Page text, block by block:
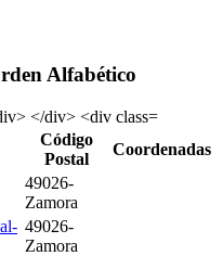
Alfabético
Código
Postal
Coordenadas
49026-
Zamora
49026-
Zamora